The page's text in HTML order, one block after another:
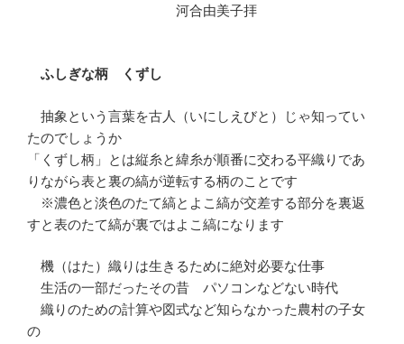
河合由美子拝
ふしぎな柄 くずし
抽象という言葉を古人（いにしえびと）じゃ知ってい
たのでしょうか
「くずし柄」とは縦糸と緯糸が順番に交わる平織りであ
りながら表と裏の縞が逆転する柄のことです
※濃色と淡色のたて縞とよこ縞が交差する部分を裏返
すと表のたて縞が裏ではよこ縞になります
機（はた）織りは生きるために絶対必要な仕事
生活の一部だったその昔 パソコンなどない時代
織りのための計算や図式など知らなかった農村の子女
の